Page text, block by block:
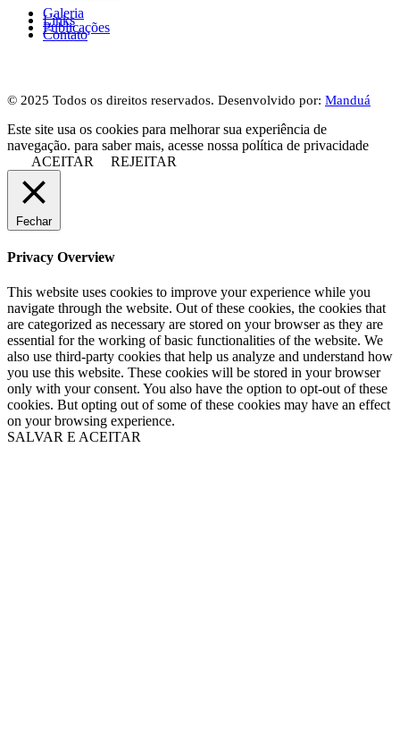
Galeria
Links
Publicações
Contato
© 2025 Todos os direitos reservados. Desenvolvido por: Manduá
Este site usa os cookies para melhorar sua experiência de
navegação. para saber mais, acesse nossa política de privacidade
ACEITAR
REJEITAR
Fechar
Privacy Overview
This website uses cookies to improve your experience while you
navigate through the website. Out of these cookies, the cookies that
are categorized as necessary are stored on your browser as they are
essential for the working of basic functionalities of the website. We
also use third-party cookies that help us analyze and understand how
you use this website. These cookies will be stored in your browser
only with your consent. You also have the option to opt-out of these
cookies. But opting out of some of these cookies may have an effect
on your browsing experience.
SALVAR E ACEITAR